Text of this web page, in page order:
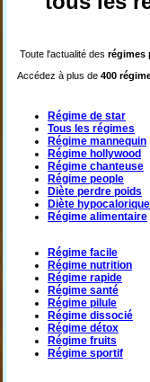
Toute l'actualité desrégimes
Accédez à plus de400
Régime de star
Tous les régimes
Régime mannequin
Régime hollywood
Régime chanteuse
Régime people
Diète perdre poids
Diète hypocalorique
Régime alimentaire
Régime facile
Régime nutrition
Régime rapide
Régime santé
Régime pilule
Régime dissocié
Régime détox
Régime fruits
Régime sportif